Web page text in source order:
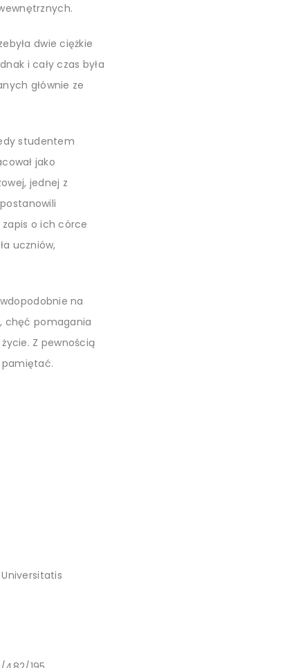
dwie ciężkie
i cały czas była
głównie ze
studentem
jako
jednej z
o ich córce
uczniów,
na
chęć pomagania
Z pewnością
pamiętać.
Universitatis